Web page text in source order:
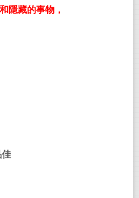
隱藏的事物，
佳